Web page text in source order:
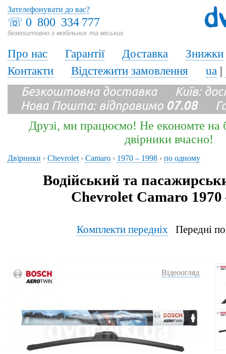
☏ 0 800 334 777
безкоштовно з мобільних та міських
Зателефонувати до вас?
Про нас Гарантії Доставка
Знижки
Контакти
Відстежити замовлення ua |
Безкоштовна доставка Київ:
Нова Пошта: відправимо 07.08
Друзі, ми працюємо! Не економте на
двірники вчасно!
Двірники › Chevrolet › Camaro › 1970 – 1998 › по одному
Водійський та
Chevrolet Camaro 1970
Комплекти передніхПередні
Відеоогляд